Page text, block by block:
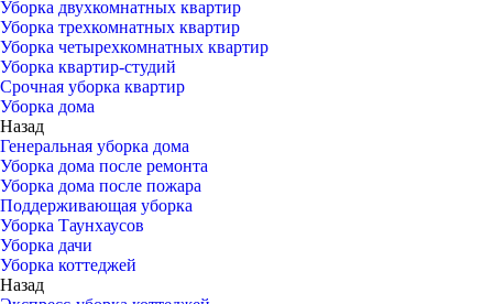
Уборка двухкомнатных квартир
Уборка трехкомнатных квартир
Уборка четырехкомнатных квартир
Уборка квартир-студий
Срочная уборка квартир
Уборка дома
Назад
Генеральная уборка дома
Уборка дома после ремонта
Уборка дома после пожара
Поддерживающая уборка
Уборка Таунхаусов
Уборка дачи
Уборка коттеджей
Назад